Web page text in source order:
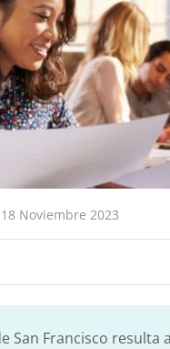
Noviembre 2023
San Francisco